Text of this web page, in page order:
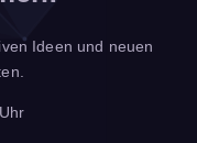
Ideen und neuen